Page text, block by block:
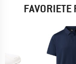
FAVORIETE